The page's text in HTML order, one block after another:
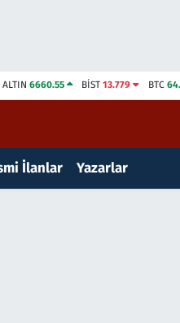
ALTIN 6660.55 BİST13.779 BTC
İlanlar Yazarlar